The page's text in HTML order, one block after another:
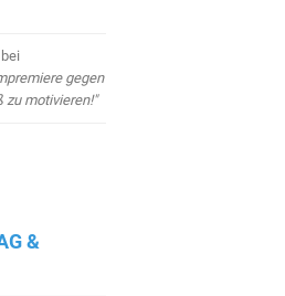
bei
gegen
zu motivieren!"
&